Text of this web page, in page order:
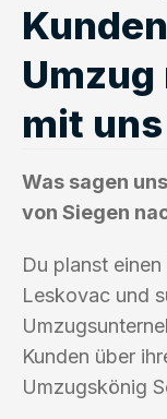
mit uns
Was sagen
von Siegen
Du planst
Leskovac und
Kunden über
Umzugskönig